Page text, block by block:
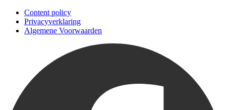
Content policy
Privacyverklaring
Algemene Voorwaarden